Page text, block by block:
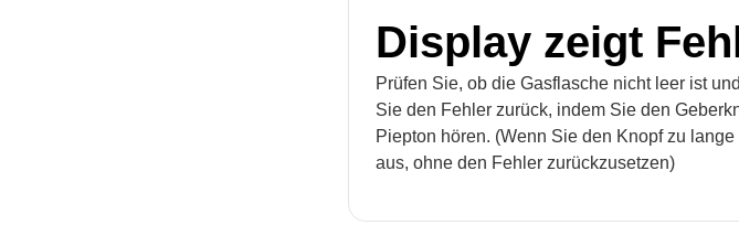
Display zeigt
Prüfen Sie, ob die Gasflasche nicht leer ist
Sie den Fehler zurück, indem Sie den
Piepton hören. (Wenn Sie den Knopf zu
aus, ohne den Fehler zurückzusetzen)